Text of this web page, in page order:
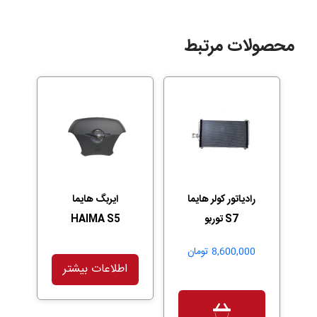
محصولات مرتبط
رادیاتور کولر هایما
S7 توربو
8,600,000 تومان
ایربگ هایما
HAIMA S5
اطلاعات بیشتر